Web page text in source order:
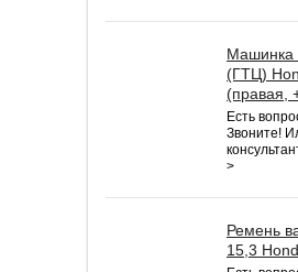
Машинка
(ГТЦ)
(правая,
Есть
Звоните!
>
Ремень
15,3